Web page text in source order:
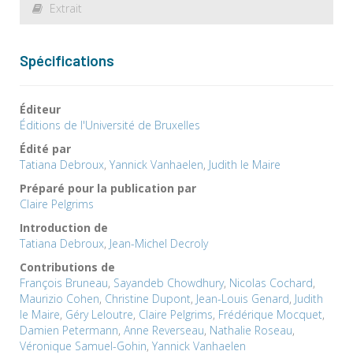
Extrait
Spécifications
Éditeur
Éditions de l'Université de Bruxelles
Édité par
Tatiana Debroux, Yannick Vanhaelen, Judith le Maire
Préparé pour la publication par
Claire Pelgrims
Introduction de
Tatiana Debroux, Jean-Michel Decroly
Contributions de
François Bruneau, Sayandeb Chowdhury, Nicolas Cochard,
Maurizio Cohen, Christine Dupont, Jean-Louis Genard, Judith
le Maire, Géry Leloutre, Claire Pelgrims, Frédérique Mocquet,
Damien Petermann, Anne Reverseau, Nathalie Roseau,
Véronique Samuel-Gohin, Yannick Vanhaelen